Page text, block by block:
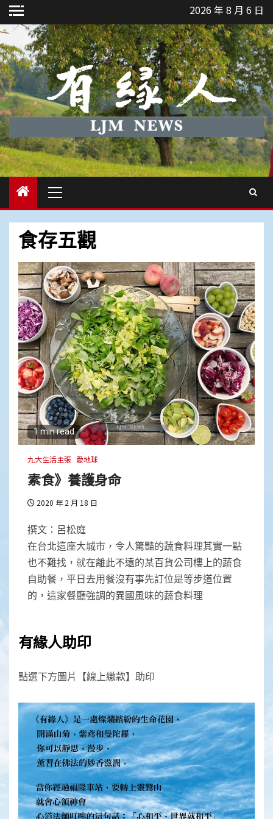
Skip
to
content
2026 年 8 月 6 日
Menu
食存五觀
1 min read
九大生活主張 愛地球
素食》養護身命
2020 年 2 月 18 日
撰文：呂松庭
在台北這座大城市，令人驚豔的蔬食料理其實一點
也不難找，就在離此不遠的某百貨公司樓上的蔬食
自助餐，平日去用餐沒有事先訂位是等步道位置
的，這家餐廳強調的異國風味的蔬食料理
有緣人助印
點選下方圖片【線上繳款】助印